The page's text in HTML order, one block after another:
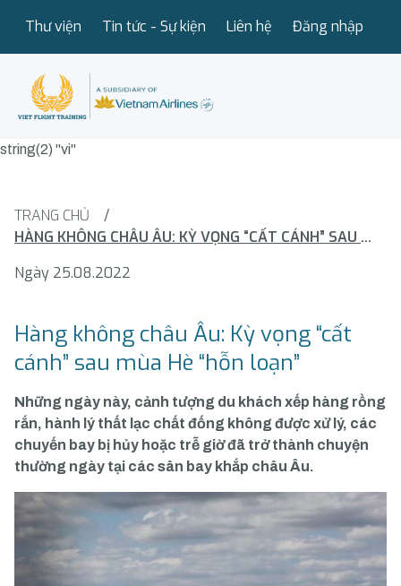
Thư viện Tin tức - Sự kiện Liên hệ Đăng nhập
string(2) "vi"
TRANG CHỦ
/
HÀNG KHÔNG CHÂU ÂU: KỲ VỌNG “CẤT CÁNH” SAU MÙA HÈ “HỖN LOẠN”
Ngày 25.08.2022
Hàng không châu Âu: Kỳ vọng “cất
cánh” sau mùa Hè “hỗn loạn”
Những ngày này, cảnh tượng du khách xếp hàng rồng
rắn, hành lý thất lạc chất đống không được xử lý, các
chuyến bay bị hủy hoặc trễ giờ đã trở thành chuyện
thường ngày tại các sân bay khắp châu Âu.